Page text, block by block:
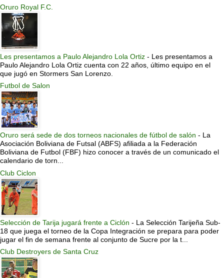
Oruro Royal F.C.
Les presentamos a Paulo Alejandro Lola Ortiz - Les presentamos a
Paulo Alejandro Lola Ortiz cuenta con 22 años, último equipo en el
que jugó en Stormers San Lorenzo.
Futbol de Salon
Oruro será sede de dos torneos nacionales de fútbol de salón - La
Asociación Boliviana de Futsal (ABFS) afiliada a la Federación
Boliviana de Futbol (FBF) hizo conocer a través de un comunicado el
calendario de torn...
Club Ciclon
Selección de Tarija jugará frente a Ciclón - La Selección Tarijeña Sub-
18 que juega el torneo de la Copa Integración se prepara para poder
jugar el fin de semana frente al conjunto de Sucre por la t...
Club Destroyers de Santa Cruz